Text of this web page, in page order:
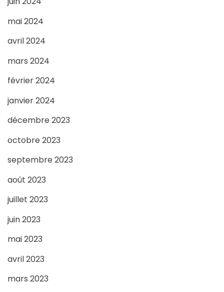
mai 2024
avril 2024
mars 2024
février 2024
janvier 2024
décembre 2023
octobre 2023
septembre 2023
août 2023
juillet 2023
juin 2023
mai 2023
avril 2023
mars 2023